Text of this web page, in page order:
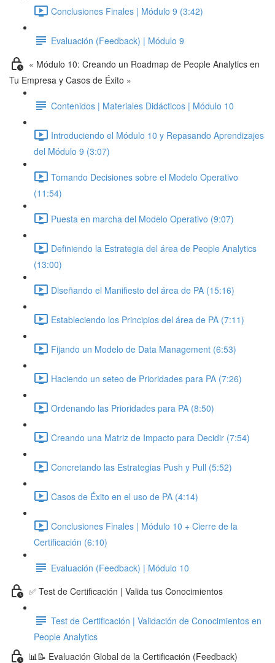
Conclusiones Finales | Módulo 9 (3:42)
Evaluación (Feedback) | Módulo 9
« Módulo 10: Creando un Roadmap de People Analytics en
Tu Empresa y Casos de Éxito »
Contenidos | Materiales Didácticos | Módulo 10
Introduciendo el Módulo 10 y Repasando Aprendizajes
del Módulo 9 (3:07)
Tomando Decisiones sobre el Modelo Operativo
(11:54)
Puesta en marcha del Modelo Operativo (9:07)
Definiendo la Estrategia del área de People Analytics
(13:00)
Diseñando el Manifiesto del área de PA (15:16)
Estableciendo los Principios del área de PA (7:11)
Fijando un Modelo de Data Management (6:53)
Haciendo un seteo de Prioridades para PA (7:26)
Ordenando las Prioridades para PA (8:50)
Creando una Matriz de Impacto para Decidir (7:54)
Concretando las Estrategias Push y Pull (5:52)
Casos de Éxito en el uso de PA (4:14)
Conclusiones Finales | Módulo 10 + Cierre de la
Certificación (6:10)
Evaluación (Feedback) | Módulo 10
✅ Test de Certificación | Valida tus Conocimientos
Test de Certificación | Validación de Conocimientos en
People Analytics
📊📝 Evaluación Global de la Certificación (Feedback)